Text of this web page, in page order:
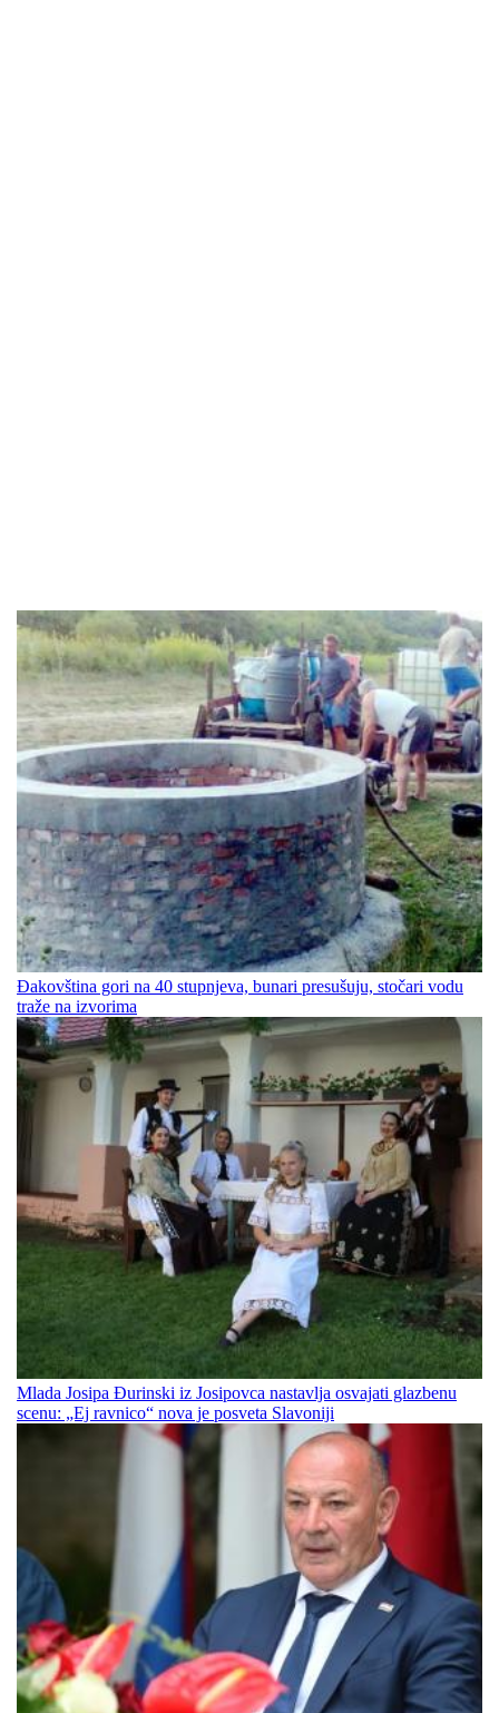
Đakovština gori na 40 stupnjeva, bunari presušuju, stočari vodu
traže na izvorima
Mlada Josipa Đurinski iz Josipovca nastavlja osvajati glazbenu
scenu: „Ej ravnico“ nova je posveta Slavoniji